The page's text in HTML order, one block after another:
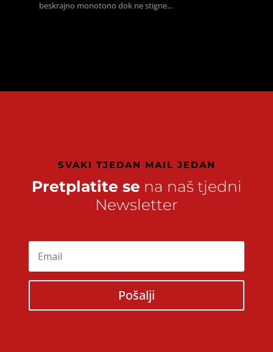
beskrajno monotono dok ne stigne...
SVAKI TJEDAN MAIL JEDAN
Pretplatite se na naš tjedni
Newsletter
Pošalji